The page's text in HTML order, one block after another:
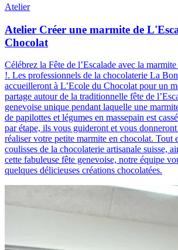
Atelier
Atelier Créer une marmite de
Chocolat
Célébrez la Fête de l’Escalade avec la
!. Les professionnels de la chocolaterie La
accueilleront à L’Ecole du Chocolat pour un
partage autour de la traditionnelle fête de
genevoise unique pendant laquelle une
de papilottes et légumes en massepain est
par étape, ils vous guideront et vous
réaliser votre petite marmite en chocolat. Tout
coulisses de la chocolaterie artisanale suisse,
cette fabuleuse fête genevoise, notre équipe
quelques délicieuses créations chocolatées.